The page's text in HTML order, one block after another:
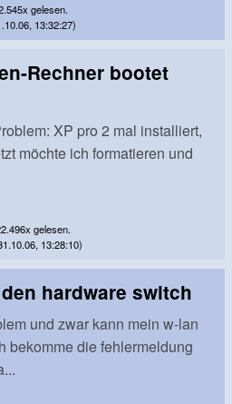
gelesen.
13:32:27)
Rechner bootet
XP pro 2 mal installiert,
möchte ich formatieren und
gelesen.
13:28:10)
hardware switch
und zwar kann mein w-lan
bekomme die fehlermeldung